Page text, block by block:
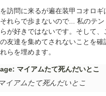
訪問に来るが遍在装甲コオロギ
れらで歩まないので... 私のテ
が好きではないです。そして、
友達を集めてされないことを確
らを埋めます。
マイアムたて死んだいとこ